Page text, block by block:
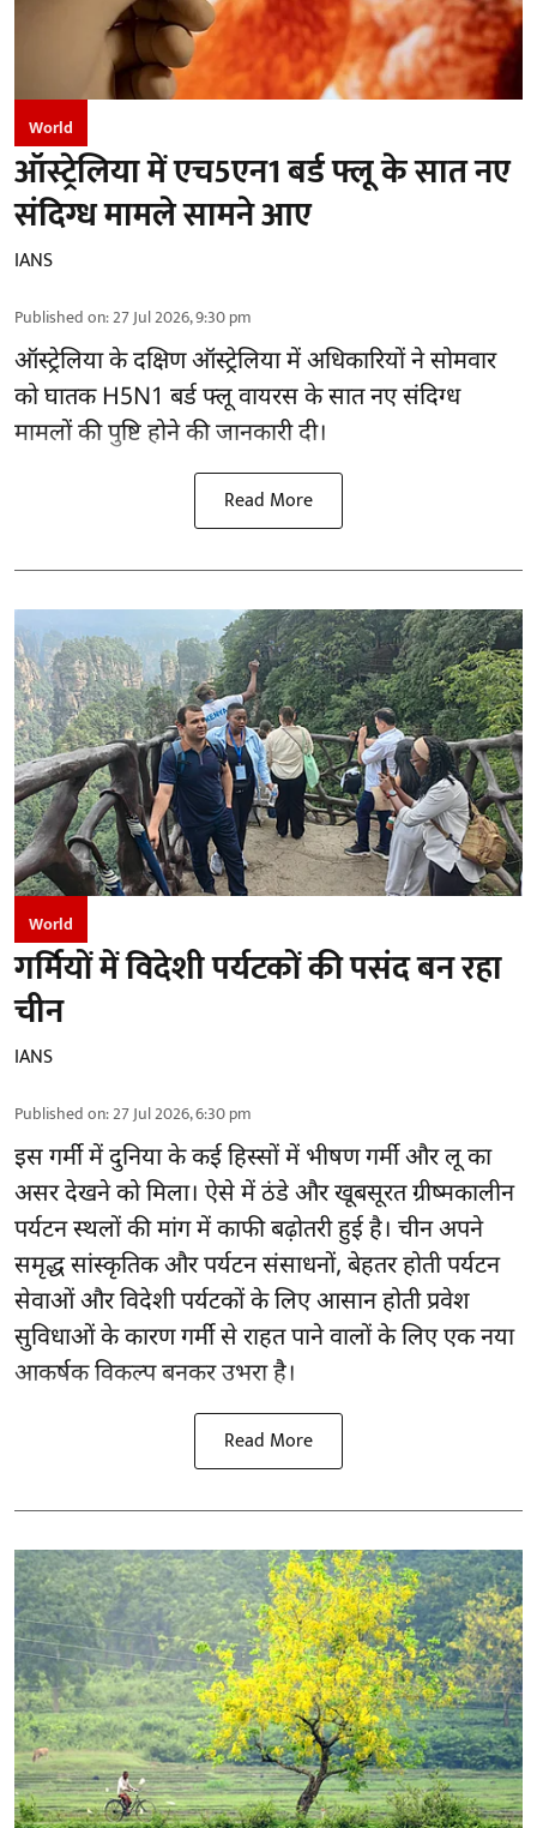
World
ऑस्ट्रेलिया में एच5एन1 बर्ड फ्लू के सात नए
संदिग्ध मामले सामने आए
IANS
Published on:27 Jul 2026, 9:30 pm
ऑस्ट्रेलिया के दक्षिण ऑस्ट्रेलिया में अधिकारियों ने सोमवार
को घातक H5N1 बर्ड फ्लू वायरस के सात नए संदिग्ध
मामलों की पुष्टि होने की जानकारी दी।
Read More
World
गर्मियों में विदेशी पर्यटकों की पसंद बन रहा
चीन
IANS
Published on:27 Jul 2026, 6:30 pm
इस गर्मी में दुनिया के कई हिस्सों में भीषण गर्मी और लू का
असर देखने को मिला। ऐसे में ठंडे और खूबसूरत ग्रीष्मकालीन
पर्यटन स्थलों की मांग में काफी बढ़ोतरी हुई है। चीन अपने
समृद्ध सांस्कृतिक और पर्यटन संसाधनों, बेहतर होती पर्यटन
सेवाओं और विदेशी पर्यटकों के लिए आसान होती प्रवेश
सुविधाओं के कारण गर्मी से राहत पाने वालों के लिए एक नया
आकर्षक विकल्प बनकर उभरा है।
Read More